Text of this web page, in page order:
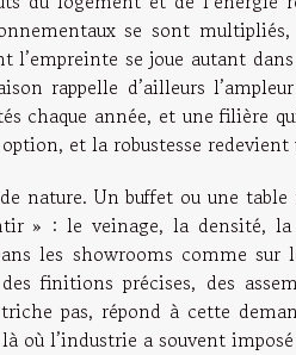
se sont
l’empreinte se joue autant
rappelle d’ailleurs
chaque année, et une filière
et la robustesse
nature. Un buffet ou une
» : le veinage, la densité,
les showrooms comme sur
finitions précises, des
pas, répond à cette
où l’industrie a souvent